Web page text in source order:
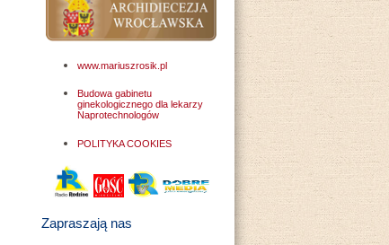
www.mariuszrosik.pl
Budowa gabinetu
ginekologicznego dla lekarzy
Naprotechnologów
POLITYKA COOKIES
Zapraszają nas